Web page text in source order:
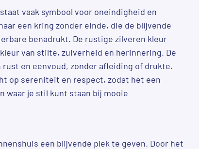
vaak symbool voor oneindigheid en
een kring zonder einde, die de blijvende
benadrukt. De rustige zilveren kleur
van stilte, zuiverheid en herinnering. De
rust en eenvoud, zonder afleiding of drukte.
op sereniteit en respect, zodat het een
waar je stil kunt staan bij mooie
een blijvende plek te geven. Door het